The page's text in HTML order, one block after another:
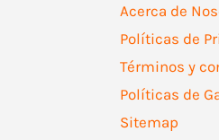
Acerca de
Políticas de
Términos y
Políticas de
Sitemap